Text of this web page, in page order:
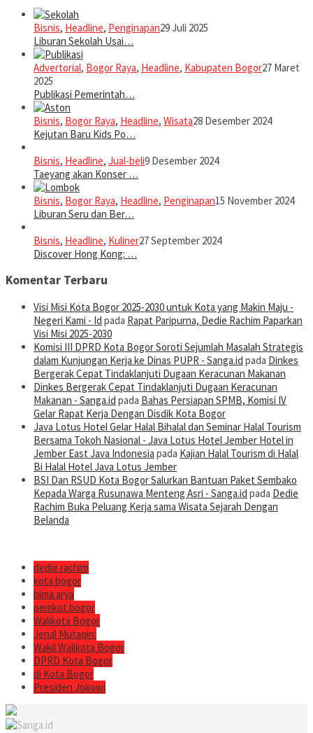
Bisnis, Headline, Penginapan29 Juli 2025
Liburan Sekolah Usai…
Advertorial, Bogor Raya, Headline, Kabupaten Bogor27 Maret
2025
Publikasi Pemerintah…
Bisnis, Bogor Raya, Headline, Wisata28 Desember 2024
Kejutan Baru Kids Po…
Bisnis, Headline, Jual-beli9 Desember 2024
Taeyang akan Konser …
Bisnis, Bogor Raya, Headline, Penginapan15 November 2024
Liburan Seru dan Ber…
Bisnis, Headline, Kuliner27 September 2024
Discover Hong Kong: …
Komentar Terbaru
Visi Misi Kota Bogor 2025-2030 untuk Kota yang Makin Maju -
Negeri Kami - Id pada Rapat Paripurna, Dedie Rachim Paparkan
Visi Misi 2025-2030
Komisi III DPRD Kota Bogor Soroti Sejumlah Masalah Strategis
dalam Kunjungan Kerja ke Dinas PUPR - Sanga.id pada Dinkes
Bergerak Cepat Tindaklanjuti Dugaan Keracunan Makanan
Dinkes Bergerak Cepat Tindaklanjuti Dugaan Keracunan
Makanan - Sanga.id pada Bahas Persiapan SPMB, Komisi IV
Gelar Rapat Kerja Dengan Disdik Kota Bogor
Java Lotus Hotel Gelar Halal Bihalal dan Seminar Halal Tourism
Bersama Tokoh Nasional - Java Lotus Hotel Jember Hotel in
Jember East Java Indonesia pada Kajian Halal Tourism di Halal
Bi Halal Hotel Java Lotus Jember
BSI Dan RSUD Kota Bogor Salurkan Bantuan Paket Sembako
Kepada Warga Rusunawa Menteng Asri - Sanga.id pada Dedie
Rachim Buka Peluang Kerja sama Wisata Sejarah Dengan
Belanda
dedie rachim
kota bogor
bima arya
pemkot bogor
Walikota Bogor
Jenal Mutaqin:
Wakil Walikota Bogor
DPRD Kota Bogor
di Kota Bogor
Presiden Jokowi